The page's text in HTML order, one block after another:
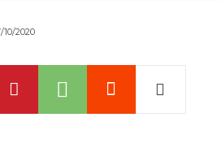
10/2020